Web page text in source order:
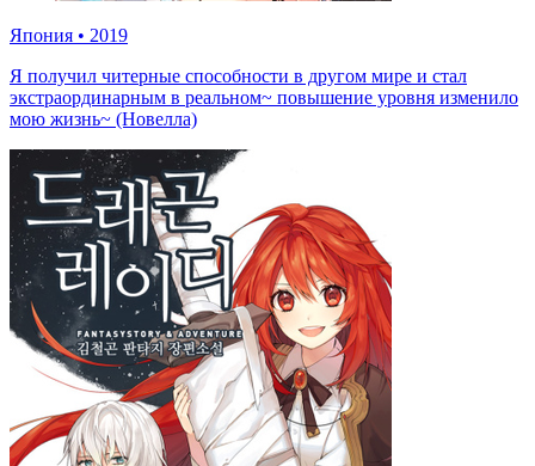
Япония • 2019
Я получил читерные способности в другом мире и стал
экстраординарным в реальном~ повышение уровня изменило
мою жизнь~ (Новелла)